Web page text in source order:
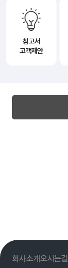
참고서
고객제안
회사소개오시는길